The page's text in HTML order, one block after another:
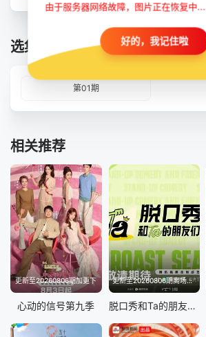
选集播放
第01期
相关推荐
更新至20260806期加更下
心动的信号第九季
更新至20260806期离场之后
脱口秀和Ta的朋友们第三季
由于服务器网络故障，图片正在恢复中...
好的，我记住啦